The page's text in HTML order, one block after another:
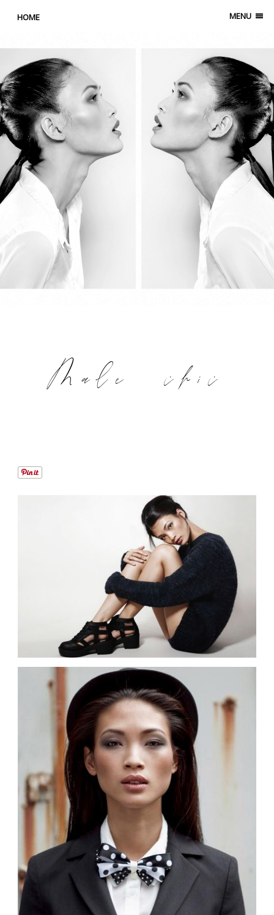
MENU
HOME
Male chic